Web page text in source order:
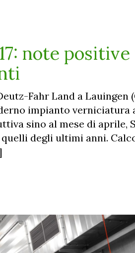
note
Fahr Land a Lauingen
impianto verniciatura
sino al mese di aprile,
degli ultimi anni.